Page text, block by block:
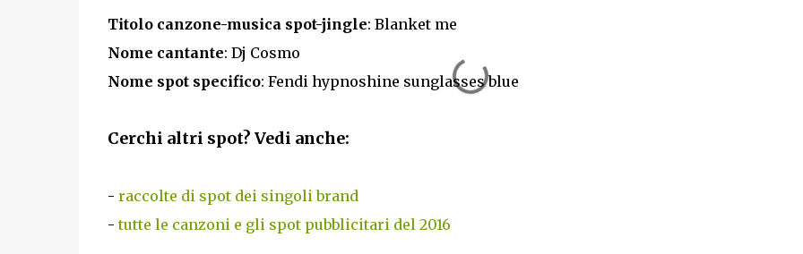
Titolo canzone-musica spot-jingle: Blanket me
Nome cantante: Dj Cosmo
Nome spot specifico: Fendi hypnoshine sunglasses blue
Cerchi altri spot? Vedi anche:
- raccolte di spot dei singoli brand
-tutte le canzoni e gli spot pubblicitari del 2016